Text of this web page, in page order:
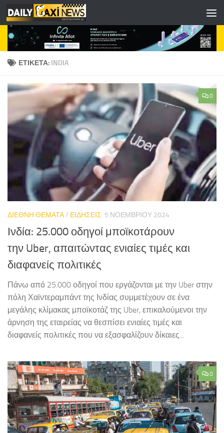
Skip to content
ΕΤΙΚΈΤΑ: INDIA
0
ΔΙΕΘΝΗ ΘΕΜΑΤΑ/ ΕΙΔΗΣΕΙΣ 5 ΝΟΕΜΒΡΊΟΥ 2024
Ινδία: 25.000 οδηγοί μποϊκοτάρουν
την Uber, απαιτώντας ενιαίες τιμές και
διαφανείς πολιτικές
Πάνω από 25.000 οδηγοί που εργάζονται με την Uber στην
πόλη Χαϊντεραμπάντ της Ινδίας συμμετέχουν σε ένα
μεγάλης κλίμακας μποϊκοτάζ της Uber, επικαλούμενοι την
άρνηση της εταιρείας να θεσπίσει ενιαίες τιμές και
διαφανείς πολιτικές που να εξασφαλίζουν δίκαιες...
0